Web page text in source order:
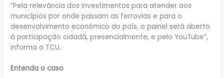
“Pela relevância dos investimentos para atender aos
municípios por onde passam as ferrovias e para o
desenvolvimento econômico do país, o painel será aberto
à participação cidadã, presencialmente, e pelo YouTube”,
informa o TCU.
Entenda o caso